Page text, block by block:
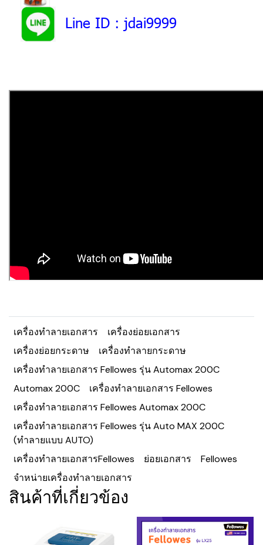
Line ID : jdai9999
เครื่องทำลายเอกสาร
เครื่องย่อยเอกสาร
เครื่องย่อยกระดาษ
เครื่องทำลายกระดาษ
เครื่องทำลายเอกสาร Fellowes รุ่น Automax 200C
Automax 200C
เครื่องทำลายเอกสาร Fellowes
เครื่องทำลายเอกสาร Fellowes Automax 200C
เครื่องทำลายเอกสาร Fellowes รุ่น Auto MAX 200C
(ทำลายแบบ AUTO)
เครื่องทำลายเอกสารFellowes
ย่อยเอกสาร
Fellowes
จำหน่ายเครื่องทำลายเอกสาร
สินค้าที่เกี่ยวข้อง